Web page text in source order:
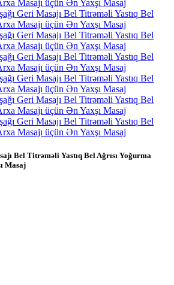
Bel Titrəməli Yastıq Bel Ağrısı Yoğurma
Masaj